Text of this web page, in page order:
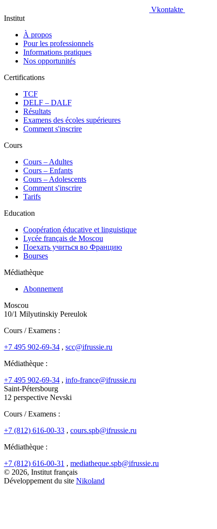
Vkontakte
Institut
À propos
Pour les professionnels
Informations pratiques
Nos opportunités
Certifications
TCF
DELF – DALF
Résultats
Examens des écoles supérieures
Comment s'inscrire
Cours
Сours – Adultes
Cours – Enfants
Cours – Adolescents
Comment s'inscrire
Tarifs
Education
Coopération éducative et linguistique
Lycée français de Moscou
Поехать учиться во Францию
Bourses
Médiathèque
Abonnement
Moscou
10/1 Milyutinskiy Pereulok
Cours / Examens :
+7 495 902-69-34 , scc@ifrussie.ru
Médiathèque :
+7 495 902-69-34 , info-france@ifrussie.ru
Saint-Pétersbourg
12 perspective Nevski
Cours / Examens :
+7 (812) 616-00-33 , cours.spb@ifrussie.ru
Médiathèque :
+7 (812) 616-00-31 , mediatheque.spb@ifrussie.ru
© 2026, Institut français
Développement du site Nikoland